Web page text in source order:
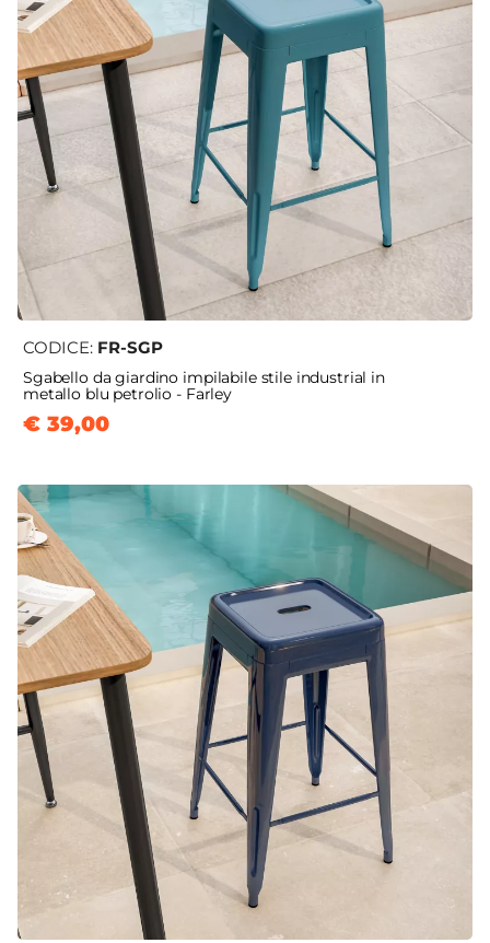
CODICE: FR-SGP
Sgabello da giardino impilabile stile industrial in
metallo blu petrolio - Farley
€ 39,00